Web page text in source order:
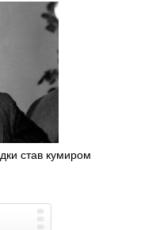
став кумиром